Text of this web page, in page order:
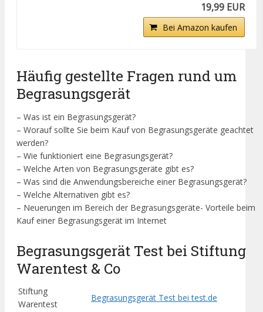
19,99 EUR
Bei Amazon kaufen
Häufig gestellte Fragen rund um
Begrasungsgerät
– Was ist ein Begrasungsgerät?
– Worauf sollte Sie beim Kauf von Begrasungsgeräte geachtet
werden?
– Wie funktioniert eine Begrasungsgerät?
– Welche Arten von Begrasungsgeräte gibt es?
– Was sind die Anwendungsbereiche einer Begrasungsgerät?
– Welche Alternativen gibt es?
– Neuerungen im Bereich der Begrasungsgeräte- Vorteile beim
Kauf einer Begrasungsgerät im Internet
Begrasungsgerät Test bei Stiftung
Warentest & Co
Stiftung
Warentest
Begrasungsgerät Test bei test.de